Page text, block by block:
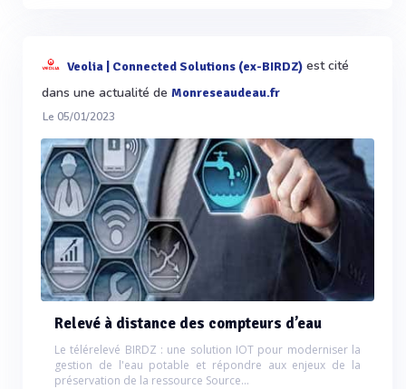
Veolia | Connected Solutions (ex-BIRDZ) est cité
dans une actualité de Monreseaudeau.fr
Le 05/01/2023
Relevé à distance des compteurs d’eau
Le télérelevé BIRDZ : une solution IOT pour moderniser la
gestion de l'eau potable et répondre aux enjeux de la
préservation de la ressource Source...